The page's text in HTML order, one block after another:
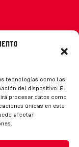
tecnologías como las
del dispositivo. El
procesar datos como
únicas en este
afectar